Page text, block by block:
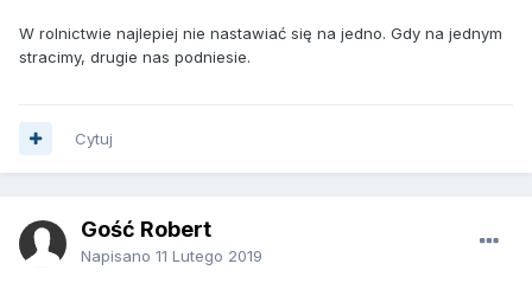
W rolnictwie najlepiej nie nastawiać się na jedno. Gdy na jednym
stracimy, drugie nas podniesie.
Cytuj
Gość Robert
Napisano 11 Lutego 2019